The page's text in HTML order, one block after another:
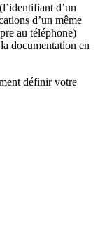
(l’identifiant d’un
d’un même
au téléphone)
documentation en
définir votre